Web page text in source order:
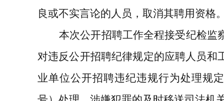
良或不实言论的人员，取消其聘用资格
本次公开招聘工作全程接受纪检监
对违反公开招聘纪律规定的应聘人员和
业单位公开招聘违纪违规行为处理规